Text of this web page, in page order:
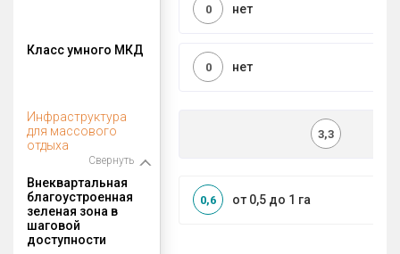
нет
0
Класс умного МКД
нет
0
Инфраструктура
для массового
отдыха
Свернуть
3,3
Внеквартальная
благоустроенная
зеленая зона в
шаговой
доступности
от 0,5 до 1 га
0,6